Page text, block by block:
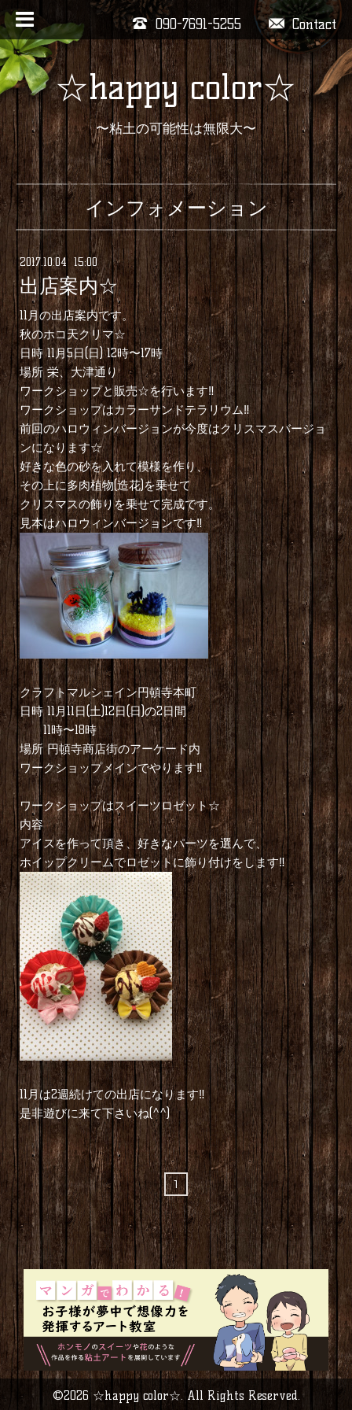
Contact
090-7691-5255
☆happy color☆
〜粘土の可能性は無限大〜
インフォメーション
2017.10.04 15:00
出店案内☆
11月の出店案内です。
秋のホコ天クリマ☆
日時 11月5日(日) 12時〜17時
場所 栄、大津通り
ワークショップと販売☆を行います‼︎
ワークショップはカラーサンドテラリウム‼︎
前回のハロウィンバージョンが今度はクリスマスバージョ
ンになります☆
好きな色の砂を入れて模様を作り、
その上に多肉植物(造花)を乗せて
クリスマスの飾りを乗せて完成です。
見本はハロウィンバージョンです‼︎
クラフトマルシェイン円頓寺本町
日時 11月11日(土)12日(日)の2日間
11時〜18時
場所 円頓寺商店街のアーケード内
ワークショップメインでやります‼︎
ワークショップはスイーツロゼット☆
内容
アイスを作って頂き、好きなパーツを選んで、
ホイップクリームでロゼットに飾り付けをします‼︎
11月は2週続けての出店になります‼︎
是非遊びに来て下さいね(^^)
1
©2026 ☆happy color☆. All Rights Reserved.